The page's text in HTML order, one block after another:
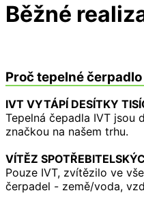
Běžné
Proč tepelné čerpadlo
IVT VYTÁPÍ DESÍTKY
Tepelná čepadla IVT jsou
značkou na našem trhu.
VÍTĚZ
Pouze IVT, zvítězilo ve
čerpadel - země/voda,